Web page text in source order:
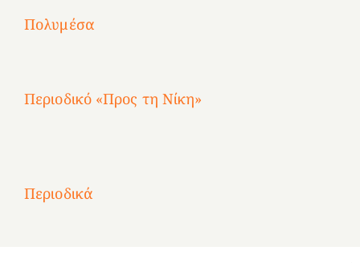
Πολυμέσα
Αγωνίστριες
Αθηνών
Αγωνίστριες
Αθηνών
Αγωνίστριες
Αθηνών
χρόνια
καρτερούμεν»
Περιοδικό «Προς τη Νίκη»
Περιοδικά
1821
Δεκέμβριος
2023!
Μάιος
2023!
Μάρτιος
2023!